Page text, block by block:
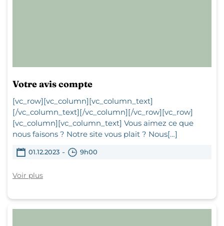
Votre avis compte
[vc_row][vc_column][vc_column_text]
[/vc_column_text][/vc_column][/vc_row][vc_row]
[vc_column][vc_column_text] Vous aimez ce que
nous faisons ? Notre site vous plait ? Nous[…]
01.12.2023 - 9h00
Voir plus